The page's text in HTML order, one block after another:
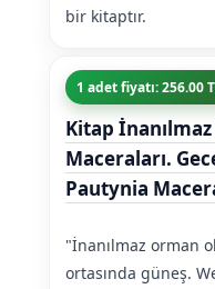
bir kitaptır.
1 adet fiyatı: 256.00
Kitap
Maceraları.
Pautynia
"İnanılmaz orman
ortasında güneş.